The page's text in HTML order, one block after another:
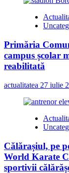
Primăria
campus școlar
reabilitată
actualitatea 27 iulie
Călărașiul, pe
World Karate
sportivii